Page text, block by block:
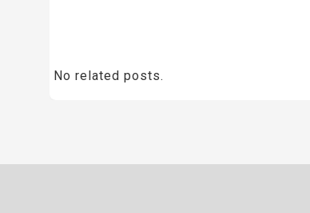
No related posts.